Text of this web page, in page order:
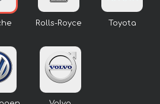
Rolls-Royce Toyota